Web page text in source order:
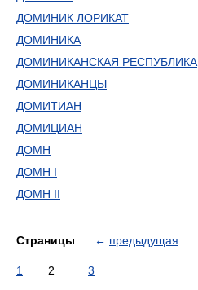
ДОМИНИК ЛОРИКАТ
ДОМИНИКА
ДОМИНИКАНСКАЯ РЕСПУБЛИКА
ДОМИНИКАНЦЫ
ДОМИТИАН
ДОМИЦИАН
ДОМН
ДОМН I
ДОМН II
Страницы ← предыдущая
1 2 3